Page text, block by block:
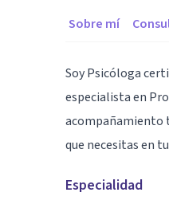
Sobre mí
Soy Psicóloga
especialista en
acompañamiento
que necesitas en
Especialidad